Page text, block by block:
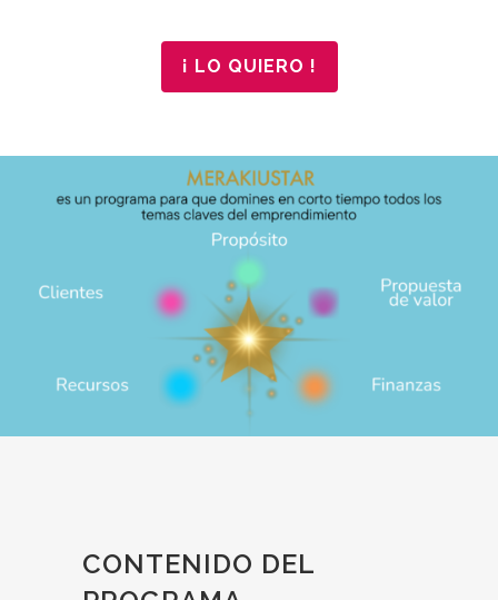
¡ LO QUIERO !
CONTENIDO DEL